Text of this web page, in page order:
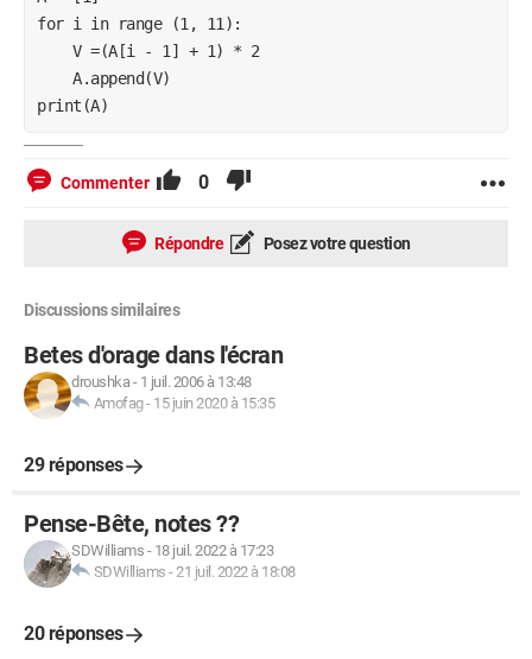
for i in range (1, 11):
print(A)
Commenter 0
Répondre Posez votre question
Discussions similaires
Betes d'orage dans l'écran
droushka- 1 juil. 2006 à 13:48
Amofag- 15 juin 2020 à 15:35
29 réponses
Pense-Bête, notes ??
SDWilliams - 18 juil. 2022 à 17:23
SDWilliams -21 juil. 2022 à 18:08
20 réponses